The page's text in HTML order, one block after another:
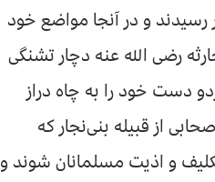
و در آنجا مواضع خود
رضی الله عنه دچار تشنگی
دست خود را به چاه دراز
از قبیله بنی‌نجار كه
و اذیت مسلمانان شوند و